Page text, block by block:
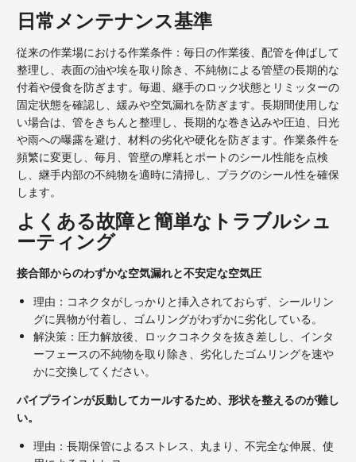
日常メンテナンス基準
従来の作業場における作業条件：毎日の作業後、配管を伸ばして
整理し、表面の油や埃を取り除き、不純物による管壁の長期的な
付着や侵食を防ぎます。毎週、継手のロック状態とリミッターの
固定状態を確認し、緩みや空気漏れを防ぎます。長期間使用しな
い場合は、管をきちんと整理し、長期的な巻き込みや圧迫、日光
や雨への曝露を避け、材料の劣化や硬化を防ぎます。作業条件を
頻繁に変更し、毎月、管壁の摩耗とポートのシール性能を点検
し、継手内部の不純物を適時に清掃し、プラグのシール性を確保
します。
よくある故障と簡単なトラブルシュ
ーティング
接合部からのわずかな空気漏れと不安定な空気圧
理由：コネクタがしっかりと挿入されておらず、シールリン
グに異物が付着し、ゴムリングがわずかに劣化している。
解決策：圧力解放後、ロックコネクタを抜き差しし、インタ
ーフェースの不純物を取り除き、劣化したゴムリングを速や
かに交換してください。
パイプラインが反動してカールするため、形状を整えるのが難し
い。
理由：長期保管によるストレス、丸まり、不完全な伸展、使